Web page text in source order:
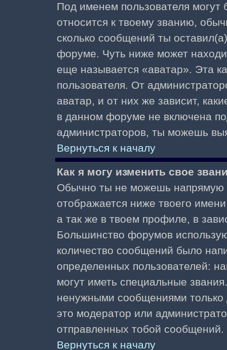
Под именем пользователя могут
относится к твоему званию,
сколько сообщений ты
форуме. Чуть ниже может
еще называется «аватар». Эта
пользователя. От
аватар, и от них же зависит,
в данном форуме не включена
администраторов, ты можешь
Вернуться к началу
Как я могу изменить свое
Обычно ты не можешь напрямую
отображается ниже твоего
а так же в твоем профиле, в
Большинство форумов
количество сообщений было
определенных пользователей:
могут иметь специальные
ненужными сообщениями только
это модератор или
отправленных тобой сообщений.
Вернуться к началу